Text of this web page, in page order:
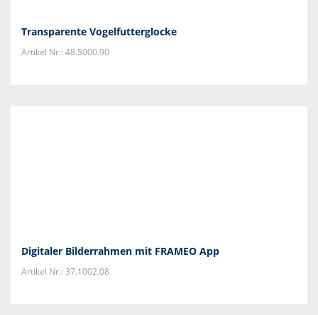
Transparente Vogelfutterglocke
Artikel Nr.: 48.5000.90
Digitaler Bilderrahmen mit FRAMEO App
Artikel Nr.: 37.1002.08